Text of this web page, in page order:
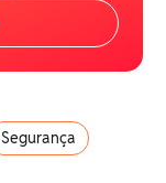
Segurança